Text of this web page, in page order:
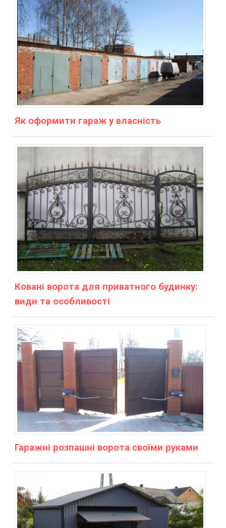
Як оформити гараж у власність
Ковані ворота для приватного будинку:
види та особливості
Гаражні розпашні ворота своїми руками